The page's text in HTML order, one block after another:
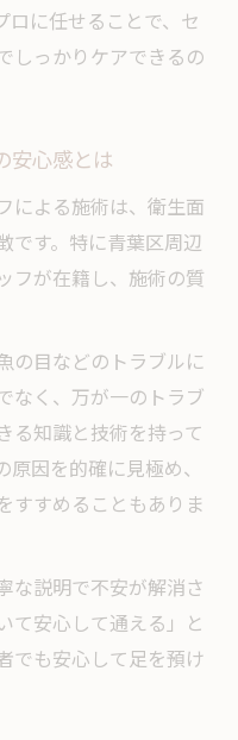
ロに任せることで、セ
しっかりケアできるの
安心感とは
による施術は、衛生面
です。特に青葉区周辺
フが在籍し、施術の質
の目などのトラブルに
なく、万が一のトラブ
る知識と技術を持って
因を的確に見極め、
すすめることもありま
な説明で不安が解消さ
て安心して通える」と
でも安心して足を預け